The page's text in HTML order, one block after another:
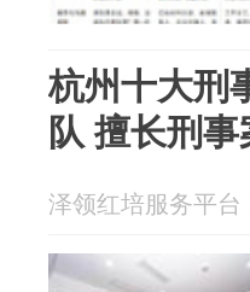
杭州十大刑
队 擅长刑
泽领红培服务平台